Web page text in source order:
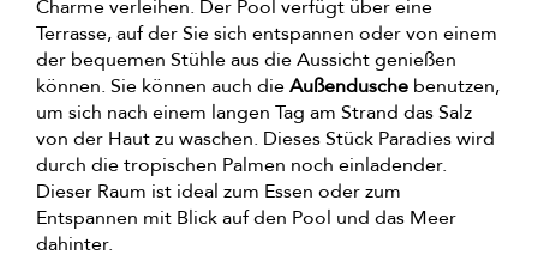
Charme verleihen. Der Pool verfügt über eine
Terrasse, auf der Sie sich entspannen oder von einem
der bequemen Stühle aus die Aussicht genießen
können. Sie können auch dieAußendusche benutzen,
um sich nach einem langen Tag am Strand das Salz
von der Haut zu waschen. Dieses Stück Paradies wird
durch die tropischen Palmen noch einladender.
Dieser Raum ist ideal zum Essen oder zum
Entspannen mit Blick auf den Pool und das Meer
dahinter.